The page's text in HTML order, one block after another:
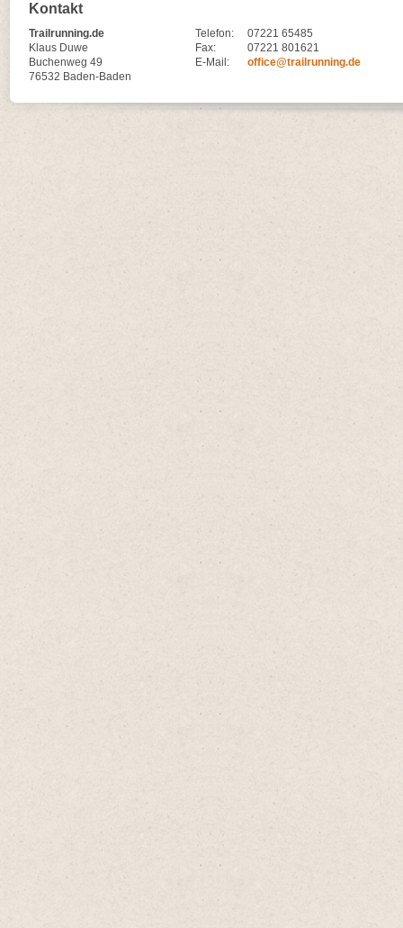
Kontakt
Trailrunning.de
Klaus Duwe
Buchenweg 49
76532 Baden-Baden
Telefon:
07221 65485
Fax:
07221 801621
E-Mail:
office@trailrunning.de